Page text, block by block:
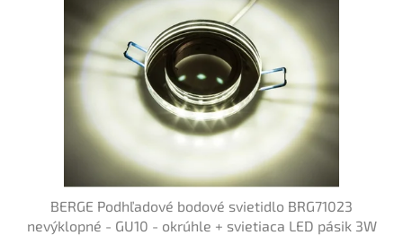
BERGE Podhľadové bodové svietidlo BRG71023
nevýklopné - GU10 - okrúhle + svietiaca LED pásik 3W